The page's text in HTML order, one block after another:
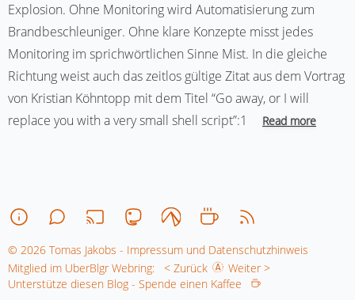
Explosion. Ohne Monitoring wird Automatisierung zum
Brandbeschleuniger. Ohne klare Konzepte misst jedes
Monitoring im sprichwörtlichen Sinne Mist. In die gleiche
Richtung weist auch das zeitlos gültige Zitat aus dem Vortrag
von Kristian Köhntopp mit dem Titel “Go away, or I will
replace you with a very small shell script”:1
Read more
© 2026 Tomas Jakobs - Impressum und Datenschutzhinweis
Mitglied im UberBlgr Webring:
< Zurück
Weiter >
Unterstütze diesen Blog - Spende einen Kaffee